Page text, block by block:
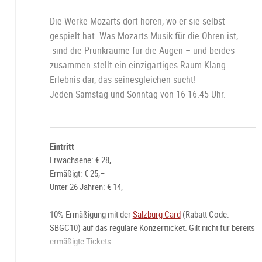
Die Werke Mozarts dort hören, wo er sie selbst
gespielt hat. Was Mozarts Musik für die Ohren ist,
sind die Prunkräume für die Augen – und beides
zusammen stellt ein einzigartiges Raum-Klang-
Erlebnis dar, das seinesgleichen sucht!
Jeden Samstag und Sonntag von 16-16.45 Uhr.
Eintritt
Erwachsene: € 28,–
Ermäßigt: € 25,–
Unter 26 Jahren: € 14,–
10% Ermäßigung mit derSalzburg Card(Rabatt Code:
SBGC10) auf das reguläre Konzertticket. Gilt nicht für bereits
ermäßigte Tickets.